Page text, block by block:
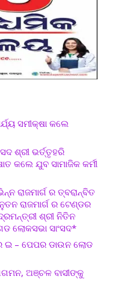
ସମୀକ୍ଷା କଲେ
ଶ୍ରୀ ଭର୍ତ୍ତୃହରି
କଲେ ଯୁବ ସାମାଜିକ କର୍ମୀ
ରାଜମାର୍ଗ ର ତ୍ବରାନ୍ବିତ
ରାଜମାର୍ଗ ର ଟେଣ୍ଡର
ଶ୍ରୀ ନିତିନ
ଲୋକସଭା ସାଂସଦ*
– ପେପର ଡାଉନ ଲୋଡ
ଅଞ୍ଚଳ ବାସୀଙ୍କୁ